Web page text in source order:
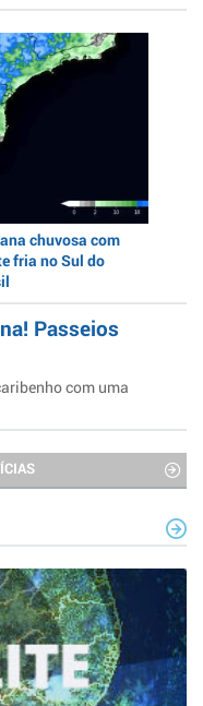
chuvosa com
fria no Sul do
Passeios
com uma